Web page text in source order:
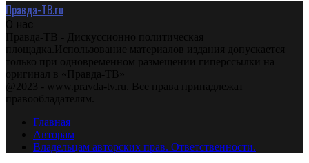
Правда-ТВ.ru
О нас
Правда-ТВ - Дискуссионно политическая
площадка.Использование материалов издания допускается
только при одновременном размещении гиперссылки на
оригинал в «Правда-ТВ»
@2023 - www.pravda-tv.ru. Все права принадлежат
правообладателям.
Главная
Авторам
Владельцам авторских прав. Ответственности.